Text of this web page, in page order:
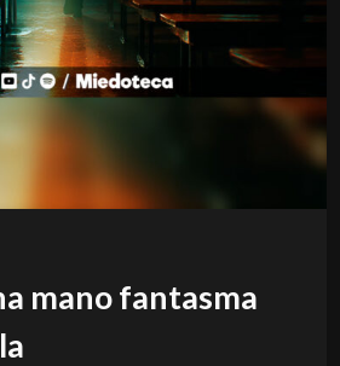
mano fantasma